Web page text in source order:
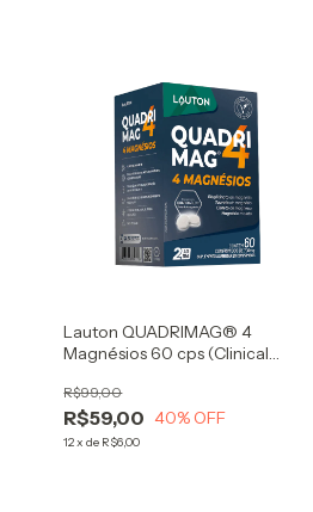
Lauton QUADRIMAG® 4
Magnésios 60 cps (Clinical
R$59,00
R$99,00
40% OFF
12xde R$6,00